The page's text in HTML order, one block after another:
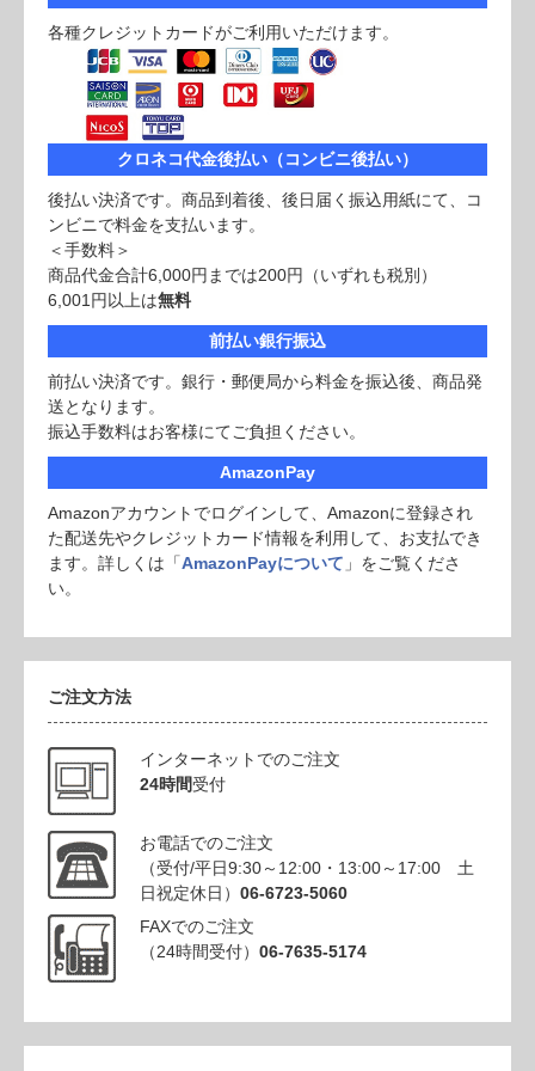
各種クレジットカードがご利用いただけます。
クロネコ代金後払い（コンビニ後払い）
後払い決済です。商品到着後、後日届く振込用紙にて、コ
ンビニで料金を支払います。
＜手数料＞
商品代金合計6,000円までは200円（いずれも税別）
6,001円以上は無料
前払い銀行振込
前払い決済です。銀行・郵便局から料金を振込後、商品発
送となります。
振込手数料はお客様にてご負担ください。
AmazonPay
Amazonアカウントでログインして、Amazonに登録され
た配送先やクレジットカード情報を利用して、お支払でき
ます。詳しくは「AmazonPayについて 」をご覧くださ
い。
ご注文方法
インターネットでのご注文
24時間受付
お電話でのご注文
（受付/平日9:30～12:00・13:00～17:00 土
日祝定休日） 06-6723-5060
FAXでのご注文
（24時間受付） 06-7635-5174